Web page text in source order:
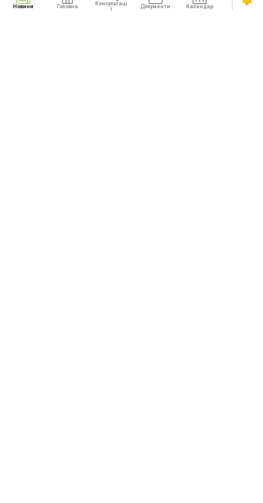
Новини Головна
Консультаці
ї
Документи Календар Сервіси